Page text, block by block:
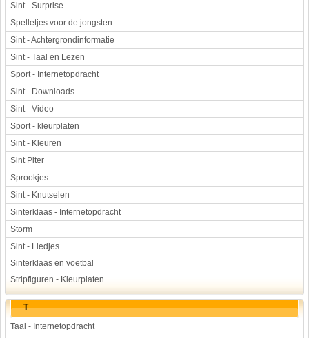
Sint - Surprise
Spelletjes voor de jongsten
Sint - Achtergrondinformatie
Sint - Taal en Lezen
Sport - Internetopdracht
Sint - Downloads
Sint - Video
Sport - kleurplaten
Sint - Kleuren
Sint Piter
Sprookjes
Sint - Knutselen
Sinterklaas - Internetopdracht
Storm
Sint - Liedjes
Sinterklaas en voetbal
Stripfiguren - Kleurplaten
T
Taal - Internetopdracht